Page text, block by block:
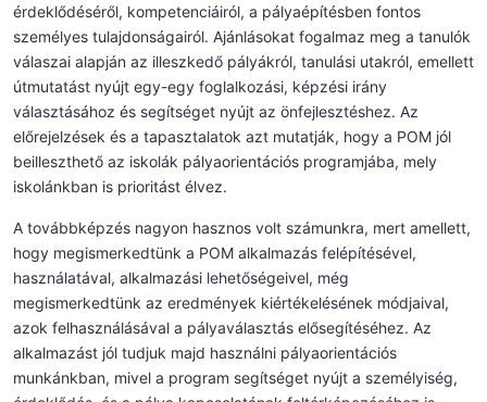
érdeklődéséről, kompetenciáiról, a pályaépítésben fontos
személyes tulajdonságairól. Ajánlásokat fogalmaz meg a tanulók
válaszai alapján az illeszkedő pályákról, tanulási utakról, emellett
útmutatást nyújt egy-egy foglalkozási, képzési irány
választásához és segítséget nyújt az önfejlesztéshez. Az
előrejelzések és a tapasztalatok azt mutatják, hogy a POM jól
beilleszthető az iskolák pályaorientációs programjába, mely
iskolánkban is prioritást élvez.
A továbbképzés nagyon hasznos volt számunkra, mert amellett,
hogy megismerkedtünk a POM alkalmazás felépítésével,
használatával, alkalmazási lehetőségeivel, még
megismerkedtünk az eredmények kiértékelésének módjaival,
azok felhasználásával a pályaválasztás elősegítéséhez. Az
alkalmazást jól tudjuk majd használni pályaorientációs
munkánkban, mivel a program segítséget nyújt a személyiség,